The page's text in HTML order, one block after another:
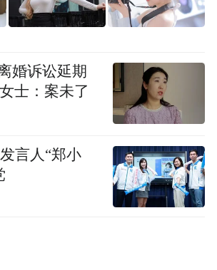
与2024年一季度相比，部分
变化，如蔚来汽车上升了3
小鹏汽车均上升了2名。
自媒体平台“大风号”用户上传并发
信息存储空间服务。
above (including the videos,
if any) is uploaded and posted
婚诉讼延期
士：案未了
言人“郑小